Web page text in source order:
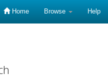
Home Browse Help